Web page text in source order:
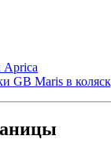
Aprica
GB Maris в